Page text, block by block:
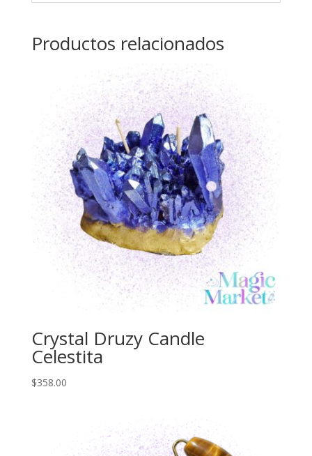
Productos relacionados
Crystal Druzy Candle
Celestita
$358.00